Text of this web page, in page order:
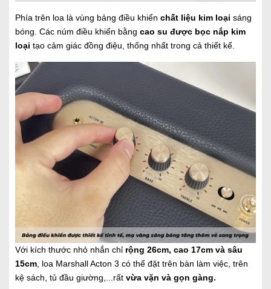
Phía trên loa là vùng bảng điều khiển chất liệu kim loại sáng
bóng. Các núm điều khiển bằng cao su được bọc nắp kim
loại tạo cảm giác đồng điệu, thống nhất trong cả thiết kế.
Với kích thước nhỏ nhắn chỉ rộng 26cm, cao 17cm và sâu
15cm , loa Marshall Acton 3 có thể đặt trên bàn làm việc, trên
kệ sách, tủ đầu giường,...rất vừa vặn và gọn gàng.